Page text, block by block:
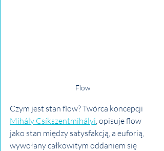
Flow
Czym jest stan flow? Twórca koncepcji
Mihály Csíkszentmihályi , opisuje flow
jako stan między satysfakcją, a euforią,
wywołany całkowitym oddaniem się